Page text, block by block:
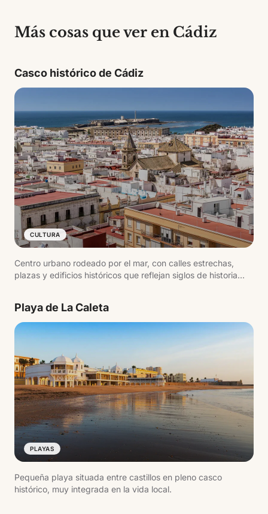
Más cosas que ver en Cádiz
Casco histórico de Cádiz
CULTURA
Centro urbano rodeado por el mar, con calles estrechas,
plazas y edificios históricos que reflejan siglos de historia
Playa de La Caleta
PLAYAS
Pequeña playa situada entre castillos en pleno casco
histórico, muy integrada en la vida local.